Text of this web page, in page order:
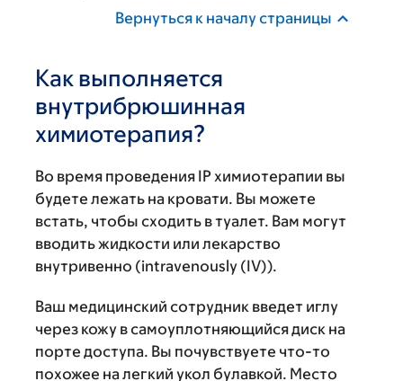
Вернуться к началу страницы
Как выполняется
внутрибрюшинная
химиотерапия?
Во время проведения IP химиотерапии вы
будете лежать на кровати. Вы можете
встать, чтобы сходить в туалет. Вам могут
вводить жидкости или лекарство
внутривенно (intravenously (IV)).
Ваш медицинский сотрудник введет иглу
через кожу в самоуплотняющийся диск на
порте доступа. Вы почувствуете что-то
похожее на легкий укол булавкой. Место